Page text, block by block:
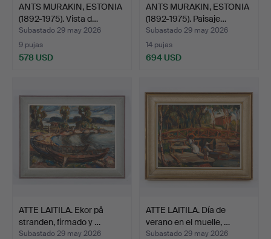
ANTS MURAKIN, ESTONIA
(1892-1975). Vista d…
Subastado 29 may 2026
9 pujas
578 USD
ANTS MURAKIN, ESTONIA
(1892-1975). Paisaje…
Subastado 29 may 2026
14 pujas
694 USD
ATTE LAITILA. Ekor på
stranden, firmado y …
Subastado 29 may 2026
ATTE LAITILA. Día de
verano en el muelle, …
Subastado 29 may 2026